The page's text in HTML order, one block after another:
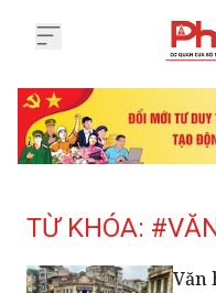
TỪ KHÓA:
Văn